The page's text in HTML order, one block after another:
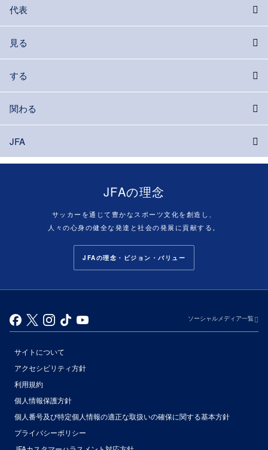
代表
見る
する
関わる
JFA
JFAの理念
サッカーを通じて豊かなスポーツ文化を創造し、
人々の心身の健全な発達と社会の発展に貢献する。
JFAの理念・ビジョン・バリュー
ソーシャルメディア一覧
サイトについて
アクセシビリティ方針
利用規約
個人情報保護方針
個人番号及び特定個人情報の適正な取扱いの確保に関する基本方針
プライバシーポリシー